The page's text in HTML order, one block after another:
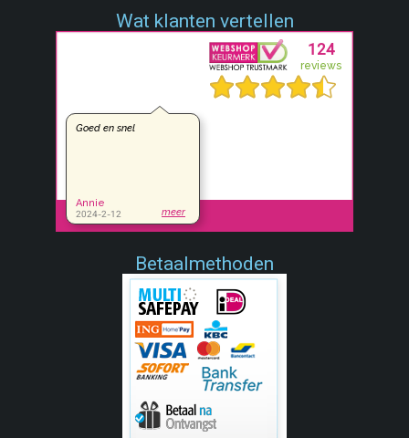
Wat klanten vertellen
Betaalmethoden